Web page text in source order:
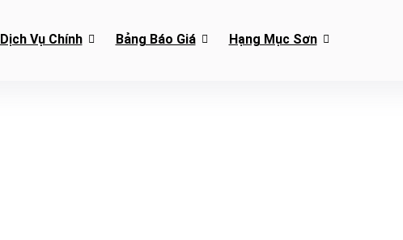
Dịch Vụ Chính Bảng Báo Giá Hạng Mục Sơn